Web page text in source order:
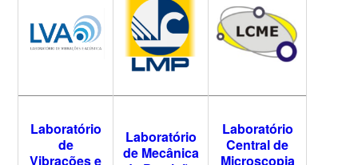
Laboratório
de
Vibrações e
Laboratório
de Mecânica
Laboratório
Central de
Microscopia